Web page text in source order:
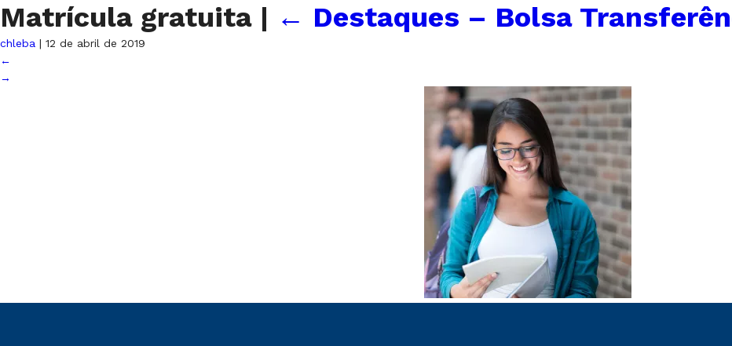
Matrícula gratuita | ← Destaques – Bolsa
chleba | 12 de abril de 2019
←
→